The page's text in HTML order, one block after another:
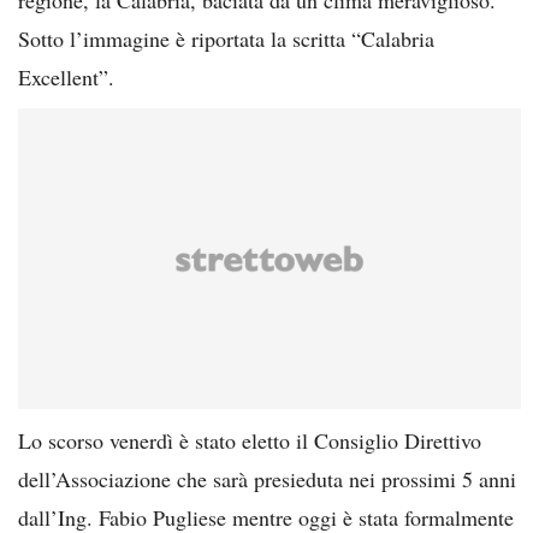
Sotto l’immagine è riportata la scritta “Calabria
Excellent”.
Lo scorso venerdì è stato eletto il Consiglio Direttivo
dell’Associazione che sarà presieduta nei prossimi 5 anni
dall’Ing. Fabio Pugliese mentre oggi è stata formalmente